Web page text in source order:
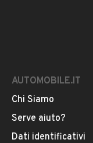
AUTOMOBILE.IT
Chi Siamo
Serve aiuto?
Dati identificativi